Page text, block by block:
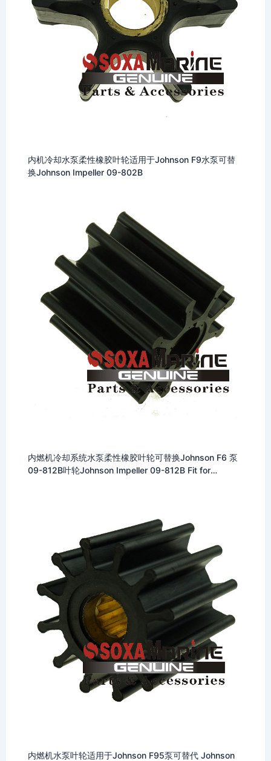
内机冷却水泵柔性橡胶叶轮适用于Johnson F9水泵可替
换Johnson Impeller 09-802B
内燃机冷却系统水泵柔性橡胶叶轮可替换Johnson F6 泵
09-812B叶轮Johnson Impeller 09-812B Fit for
内燃机水泵叶轮适用于Johnson F95泵可替代 Johnson